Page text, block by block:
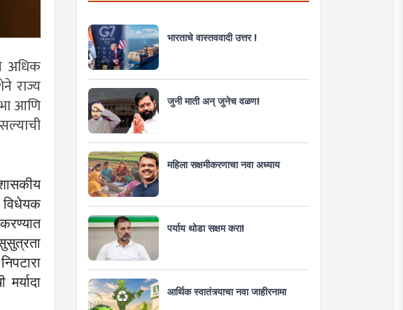
अधिक
राज्य
आणि
विधेयक
भारताचे वास्तववादी उत्तर !
जुनी माती अन् जुनेच वळण!
महिला सक्षमीकरणाचा नवा अध्याय
पर्याय थोडा सक्षम करा!
आर्थिक स्वातंत्र्याचा नवा जाहीरनामा